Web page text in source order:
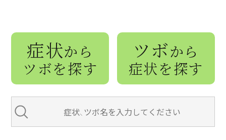
症状から
ツボを探す
ツボから
症状を探す